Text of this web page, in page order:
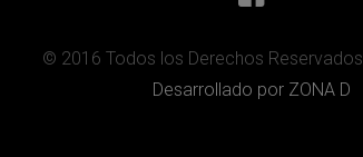
© 2016 Todos los Derechos Reservados
Desarrollado por ZONA D